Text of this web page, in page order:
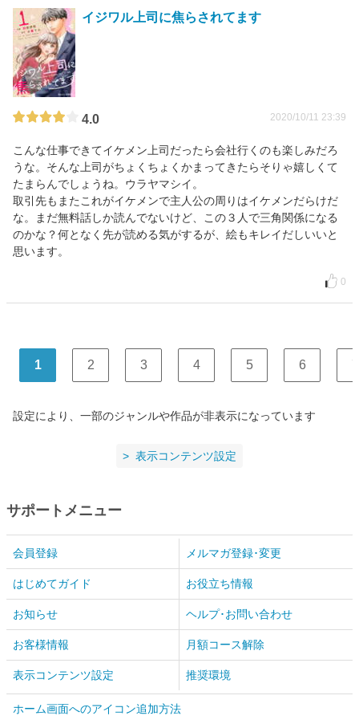
イジワル上司に焦らされてます
4.0 2020/10/11 23:39
こんな仕事できてイケメン上司だったら会社行くのも楽しみだろ
うな。そんな上司がちょくちょくかまってきたらそりゃ嬉しくて
たまらんでしょうね。ウラヤマシイ。
取引先もまたこれがイケメンで主人公の周りはイケメンだらけだ
な。まだ無料話しか読んでないけど、この３人で三角関係になる
のかな？何となく先が読める気がするが、絵もキレイだしいいと
思います。
0
1 2 3 4 5 6 7
設定により、一部のジャンルや作品が非表示になっています
表示コンテンツ設定
サポートメニュー
会員登録 メルマガ登録･変更
はじめてガイド お役立ち情報
お知らせ ヘルプ･お問い合わせ
お客様情報 月額コース解除
表示コンテンツ設定 推奨環境
ホーム画面へのアイコン追加方法